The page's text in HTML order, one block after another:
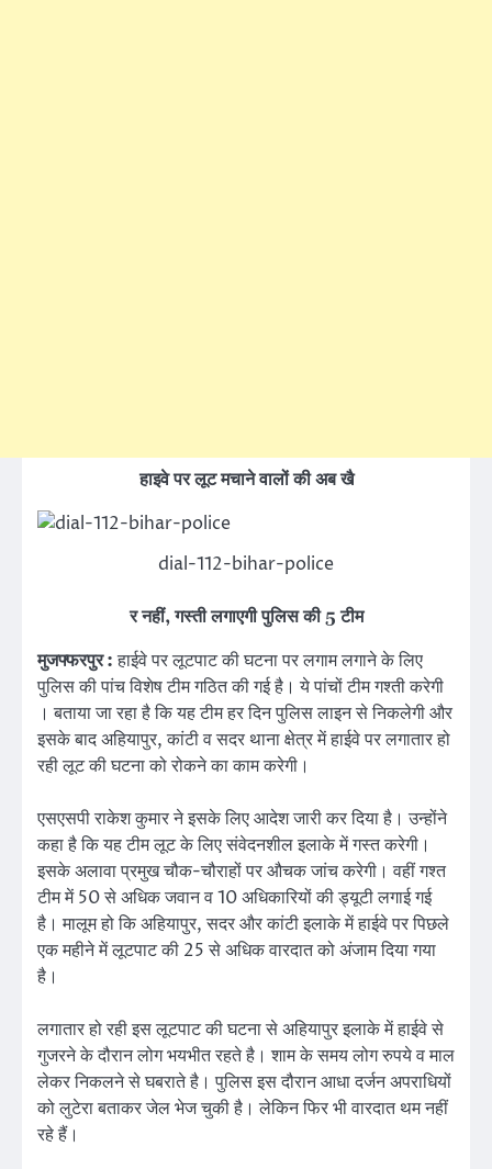
हाइवे पर लूट मचाने वालों की अब खै
dial-112-bihar-police
र नहीं, गस्ती लगाएगी पुलिस की 5 टीम
मुजफ्फरपुर :हाईवे पर लूटपाट की घटना पर लगाम लगाने के लिए
पुलिस की पांच विशेष टीम गठित की गई है। ये पांचों टीम गश्ती करेगी
। बताया जा रहा है कि यह टीम हर दिन पुलिस लाइन से निकलेगी और
इसके बाद अहियापुर, कांटी व सदर थाना क्षेत्र में हाईवे पर लगातार हो
रही लूट की घटना को रोकने का काम करेगी।
एसएसपी राकेश कुमार ने इसके लिए आदेश जारी कर दिया है। उन्होंने
कहा है कि यह टीम लूट के लिए संवेदनशील इलाके में गस्त करेगी।
इसके अलावा प्रमुख चौक-चौराहों पर औचक जांच करेगी। वहीं गश्त
टीम में 50 से अधिक जवान व 10 अधिकारियों की ड्यूटी लगाई गई
है। मालूम हो कि अहियापुर, सदर और कांटी इलाके में हाईवे पर पिछले
एक महीने में लूटपाट की 25 से अधिक वारदात को अंजाम दिया गया
है।
लगातार हो रही इस लूटपाट की घटना से अहियापुर इलाके में हाईवे से
गुजरने के दौरान लोग भयभीत रहते है। शाम के समय लोग रुपये व माल
लेकर निकलने से घबराते है। पुलिस इस दौरान आधा दर्जन अपराधियों
को लुटेरा बताकर जेल भेज चुकी है। लेकिन फिर भी वारदात थम नहीं
रहे हैं।